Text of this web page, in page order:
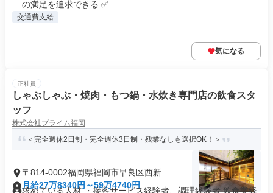
の満足を追求できる ✅...
交通費支給
気になる
正社員
しゃぶしゃぶ・焼肉・もつ鍋・水炊き専門店の飲食スタ
ッフ
株式会社プライム福岡
＜完全週休2日制・完全週休3日制・残業なしも選択OK！＞
〒814-0002福岡県福岡市早良区西新
月給27万8340円～59万4740円
求めている人材 ・接客サービス経験者、調理経験者 飲食業経